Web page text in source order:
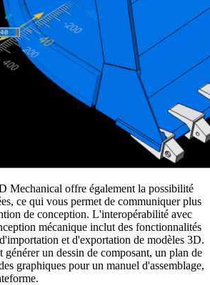
Mechanical offre également la possibilité
ce qui vous permet de communiquer plus
de conception. L'interopérabilité avec
mécanique inclut des fonctionnalités
et d'exportation de modèles 3D.
générer un dessin de composant, un plan de
graphiques pour un manuel d'assemblage,